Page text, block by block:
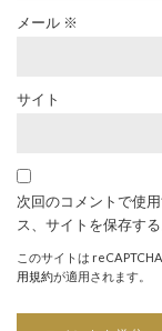
メール ※
サイト
次回のコメントで使
ス、サイトを保存する
このサイトは
用規約が適用されます。